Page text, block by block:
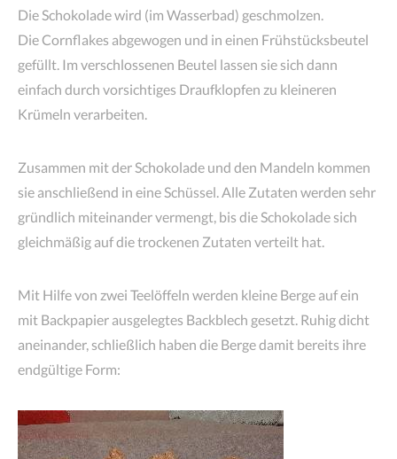
Die Schokolade wird (im Wasserbad) geschmolzen.
Die Cornflakes abgewogen und in einen Frühstücksbeutel
gefüllt. Im verschlossenen Beutel lassen sie sich dann
einfach durch vorsichtiges Draufklopfen zu kleineren
Krümeln verarbeiten.
Zusammen mit der Schokolade und den Mandeln kommen
sie anschließend in eine Schüssel. Alle Zutaten werden sehr
gründlich miteinander vermengt, bis die Schokolade sich
gleichmäßig auf die trockenen Zutaten verteilt hat.
Mit Hilfe von zwei Teelöffeln werden kleine Berge auf ein
mit Backpapier ausgelegtes Backblech gesetzt. Ruhig dicht
aneinander, schließlich haben die Berge damit bereits ihre
endgültige Form: